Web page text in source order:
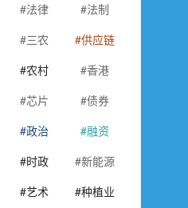
法律
法制
三农
供应链
农村
香港
芯片
债券
政治
融资
时政
新能源
艺术
种植业